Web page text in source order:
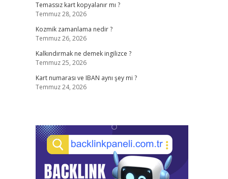
Temassız kart kopyalanır mı ?
Temmuz 28, 2026
Kozmik zamanlama nedir ?
Temmuz 26, 2026
Kalkındırmak ne demek ingilizce ?
Temmuz 25, 2026
Kart numarası ve IBAN aynı şey mi ?
Temmuz 24, 2026